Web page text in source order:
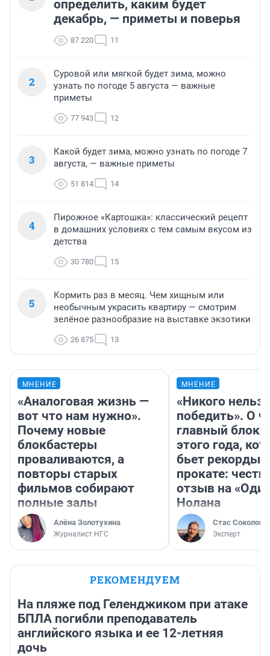
определить, каким будет
декабрь, — приметы и поверья
87 220 11
2
Суровой или мягкой будет зима, можно
узнать по погоде 5 августа — важные
приметы
77 943 12
3
Какой будет зима, можно узнать по погоде 7
августа, — важные приметы
51 814 14
4
Пирожное «Картошка»: классический рецепт
в домашних условиях с тем самым вкусом из
детства
30 780 15
5
Кормить раз в месяц. Чем хищным или
необычным украсить квартиру — смотрим
зелёное разнообразие на выставке экзотики
26 875 13
МНЕНИЕ
«Аналоговая жизнь —
вот что нам нужно».
Почему новые
блокбастеры
проваливаются, а
повторы старых
фильмов собирают
полные залы
Алёна Золотухина
Журналист НГС
МНЕНИЕ
«Никого нельзя
победить». О
главный
этого года,
бьет рекорды в
прокате:
отзыв на
Нолана
Стас Соколов
Эксперт
РЕКОМЕНДУЕМ
На пляже под Геленджиком при атаке
БПЛА погибли преподаватель
английского языка и ее 12-летняя
дочь